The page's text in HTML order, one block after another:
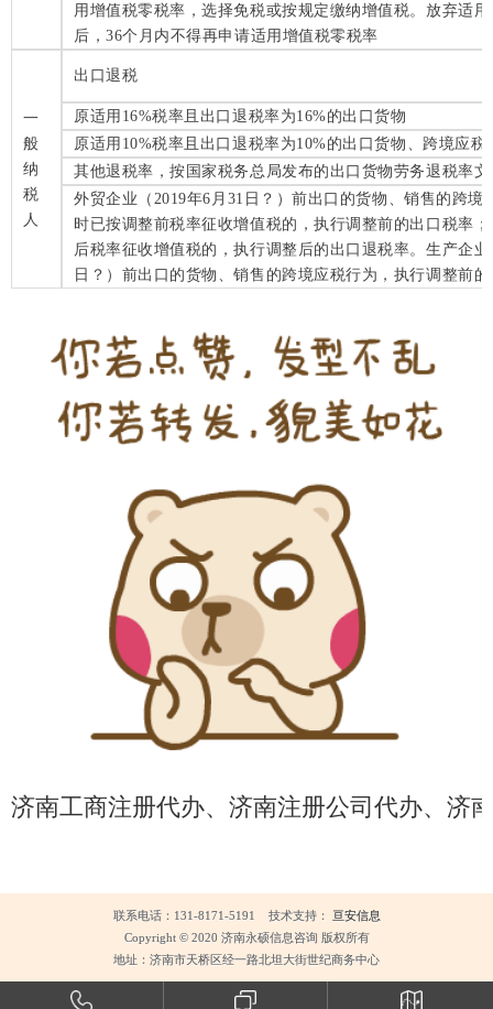
用增值税零税率，选择免税或按规定缴纳增值税。放弃适
后，36个月内不得再申请适用增值税零税率
一
般
纳
税
人
出口退税
原适用16%税率且出口退税率为16%的出口货物
原适用10%税率且出口退税率为10%的出口货物、跨境应税
其他退税率，按国家税务总局发布的出口货物劳务退税率
外贸企业（2019年6月31日？）前出口的货物、销售的跨境
时已按调整前税率征收增值税的，执行调整前的出口税率
后税率征收增值税的，执行调整后的出口退税率。生产企业
日？）前出口的货物、销售的跨境应税行为，执行调整前
济南工商注册代办、济南注册公司代办、济
联系电话：131-8171-5191 技术支持：
亘安信息
Copyright © 2020 济南永硕信息咨询 版权所有
地址：济南市天桥区经一路北坦大街世纪商务中心